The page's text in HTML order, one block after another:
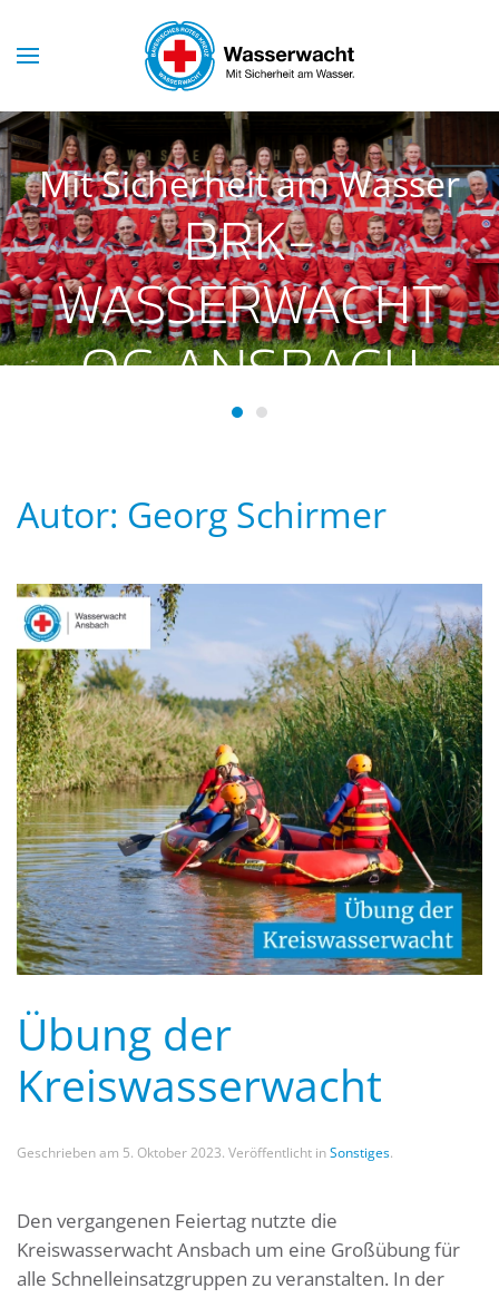
Skip to main content
Mit Sicherheit am Wasser
BRK-
WASSERWACHT
OG ANSBACH
BRK-Wasserwacht OG
Autor: Georg Schirmer
Übung der
Kreiswasserwacht
Geschrieben am 5. Oktober 2023. Veröffentlicht inSonstiges.
Den vergangenen Feiertag nutzte die
Kreiswasserwacht Ansbach um eine Großübung für
alle Schnelleinsatzgruppen zu veranstalten. In der